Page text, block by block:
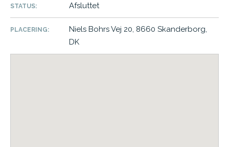
STATUS: Afsluttet
PLACERING:
Niels Bohrs Vej 20, 8660 Skanderborg,
DK